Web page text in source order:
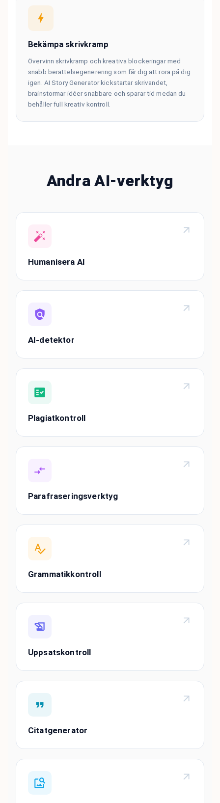
Bekämpa skrivkramp
Övervinn skrivkramp och kreativa blockeringar med
snabb berättelsegenerering som får dig att röra på dig
igen. AI Story Generator kickstartar skrivandet,
brainstormar idéer snabbare och sparar tid medan du
behåller full kreativ kontroll.
Andra AI-verktyg
Humanisera AI
AI-detektor
Plagiatkontroll
Parafraseringsverktyg
Grammatikkontroll
Uppsatskontroll
Citatgenerator